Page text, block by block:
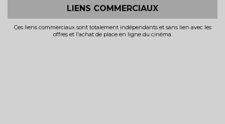
LIENS COMMERCIAUX
Ces liens commerciaux sont totalement indépendants et sans lien avec les
offres et l'achat de place en ligne du cinéma.